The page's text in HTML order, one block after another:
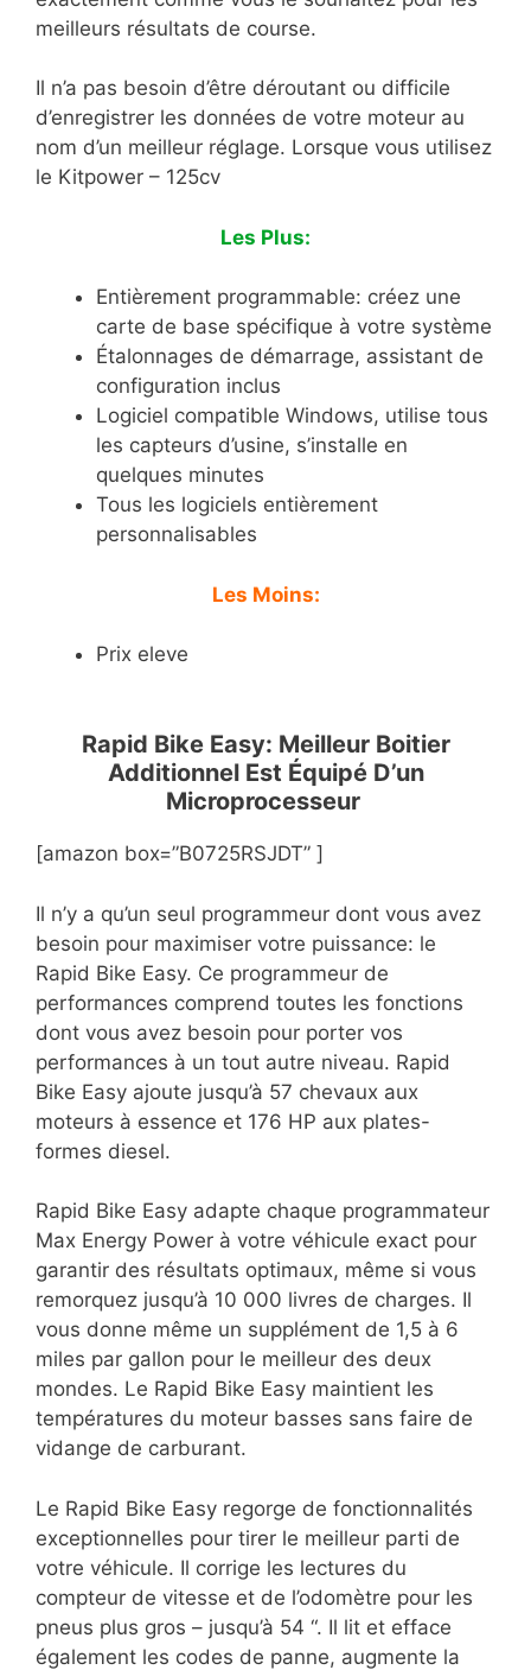
meilleurs résultats de course.
Il n’a pas besoin d’être déroutant ou difficile
d’enregistrer les données de votre moteur au
nom d’un meilleur réglage. Lorsque vous utilisez
le Kitpower – 125cv
Les Plus:
Entièrement programmable: créez une
carte de base spécifique à votre système
Étalonnages de démarrage, assistant de
configuration inclus
Logiciel compatible Windows, utilise tous
les capteurs d’usine, s’installe en
quelques minutes
Tous les logiciels entièrement
personnalisables
Les Moins:
Prix eleve
Rapid Bike Easy: Meilleur Boitier
Additionnel Est Équipé D’un
Microprocesseur
[amazon box=”B0725RSJDT” ]
Il n’y a qu’un seul programmeur dont vous avez
besoin pour maximiser votre puissance: le
Rapid Bike Easy. Ce programmeur de
performances comprend toutes les fonctions
dont vous avez besoin pour porter vos
performances à un tout autre niveau. Rapid
Bike Easy ajoute jusqu’à 57 chevaux aux
moteurs à essence et 176 HP aux plates-
formes diesel.
Rapid Bike Easy adapte chaque programmateur
Max Energy Power à votre véhicule exact pour
garantir des résultats optimaux, même si vous
remorquez jusqu’à 10 000 livres de charges. Il
vous donne même un supplément de 1,5 à 6
miles par gallon pour le meilleur des deux
mondes. Le Rapid Bike Easy maintient les
températures du moteur basses sans faire de
vidange de carburant.
Le Rapid Bike Easy regorge de fonctionnalités
exceptionnelles pour tirer le meilleur parti de
votre véhicule. Il corrige les lectures du
compteur de vitesse et de l’odomètre pour les
pneus plus gros – jusqu’à 54 “. Il lit et efface
également les codes de panne, augmente la